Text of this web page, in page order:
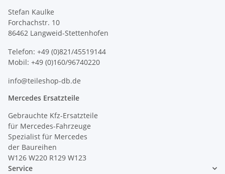
Stefan Kaulke
Forchachstr. 10
86462 Langweid-Stettenhofen
Telefon: +49 (0)821/45519144
Mobil: +49 (0)160/96740220
info@teileshop-db.de
Mercedes Ersatzteile
Gebrauchte Kfz-Ersatzteile
für Mercedes-Fahrzeuge
Spezialist für Mercedes
der Baureihen
W126 W220 R129 W123
Service